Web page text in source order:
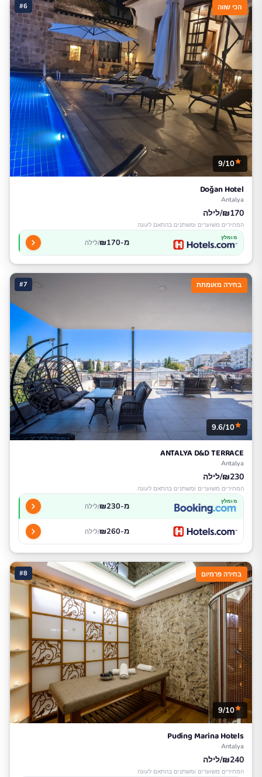
#6 הכי שווה
9/10
Doğan Hotel
Antalya
₪170/לילה
המחירים משוערים ומשתנים בהתאם לעונה
מומלץ מ-₪170 /לילה
#7 בחירה מאומתת
9.6/10
ANTALYA D&D TERRACE
Antalya
₪230/לילה
המחירים משוערים ומשתנים בהתאם לעונה
מומלץ מ-₪230 /לילה
מ-₪260 /לילה
#8 בחירה פרמיום
9/10
Puding Marina Hotels
Antalya
₪240/לילה
המחירים משוערים ומשתנים בהתאם לעונה